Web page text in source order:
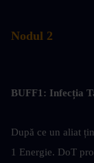
Nodul 2
BUFF1: Infecția
După ce un aliat
1 Energie. DoT